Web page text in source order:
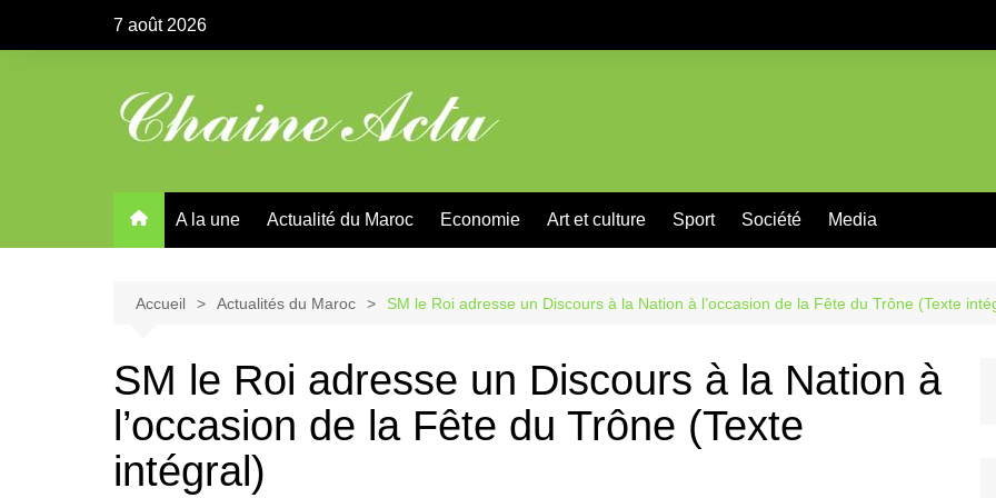
7 août 2026
A la une Actualité du Maroc Economie Art et culture Sport Société Media
Accueil Actualités du Maroc SM le Roi adresse un Discours à la Nation à l’occasion de la Fête du Trône (Texte
SM le Roi adresse un Discours à la Nation à
l’occasion de la Fête du Trône (Texte
intégral)